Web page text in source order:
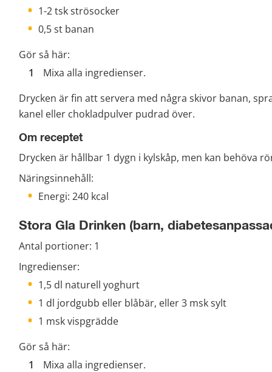
1-2 tsk strösocker
0,5 st banan
Gör så här:
Mixa alla ingredienser.
Drycken är fin att servera med några skivor banan,
kanel eller chokladpulver pudrad över.
Om receptet
Drycken är hållbar 1 dygn i kylskåp, men kan behöva
Näringsinnehåll:
Energi: 240 kcal
Stora Gla Drinken (barn,
Antal portioner: 1
Ingredienser:
1,5 dl naturell yoghurt
1 dl jordgubb eller blåbär, eller 3 msk sylt
1 msk vispgrädde
Gör så här:
Mixa alla ingredienser.